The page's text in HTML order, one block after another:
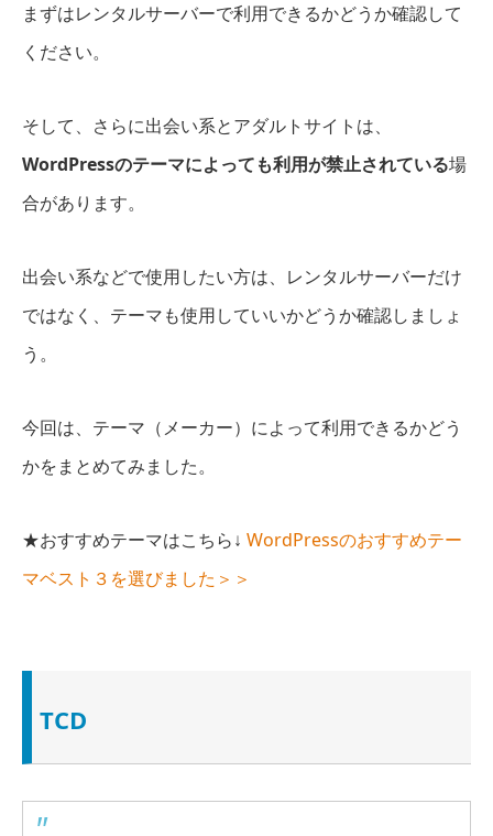
まずはレンタルサーバーで利用できるかどうか確認して
ください。
そして、さらに出会い系とアダルトサイトは、
WordPressのテーマによっても利用が禁止されている場
合があります。
出会い系などで使用したい方は、レンタルサーバーだけ
ではなく、テーマも使用していいかどうか確認しましょ
う。
今回は、テーマ（メーカー）によって利用できるかどう
かをまとめてみました。
★おすすめテーマはこちら↓ WordPressのおすすめテー
マベスト３を選びました＞＞
TCD